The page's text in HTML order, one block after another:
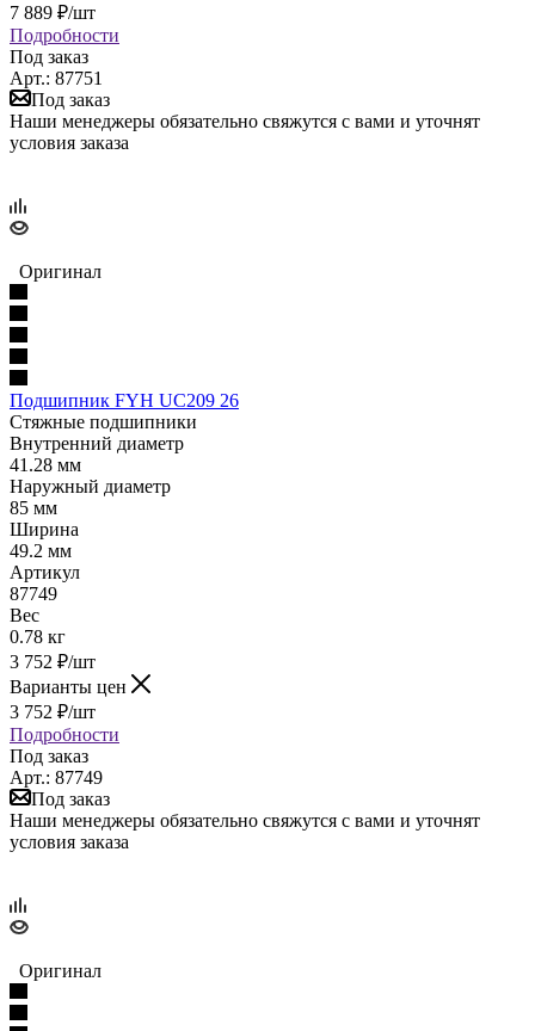
7 889 ₽/шт
Подробности
Под заказ
Арт.: 87751
Под заказ
Наши менеджеры обязательно свяжутся с вами и уточнят
условия заказа
Оригинал
Подшипник FYH UC209 26
Стяжные подшипники
Внутренний диаметр
41.28 мм
Наружный диаметр
85 мм
Ширина
49.2 мм
Артикул
87749
Вес
0.78 кг
3 752 ₽/шт
Варианты цен
3 752 ₽/шт
Подробности
Под заказ
Арт.: 87749
Под заказ
Наши менеджеры обязательно свяжутся с вами и уточнят
условия заказа
Оригинал